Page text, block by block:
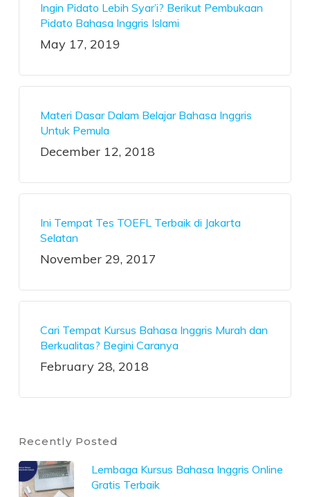
Ingin Pidato Lebih Syar’i? Berikut Pembukaan
Pidato Bahasa Inggris Islami
May 17, 2019
Materi Dasar Dalam Belajar Bahasa Inggris
Untuk Pemula
December 12, 2018
Ini Tempat Tes TOEFL Terbaik di Jakarta
Selatan
November 29, 2017
Cari Tempat Kursus Bahasa Inggris Murah dan
Berkualitas? Begini Caranya
February 28, 2018
Recently Posted
Lembaga Kursus Bahasa Inggris Online
Gratis Terbaik